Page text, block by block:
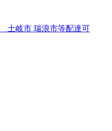
土岐市 瑞浪市等配達可